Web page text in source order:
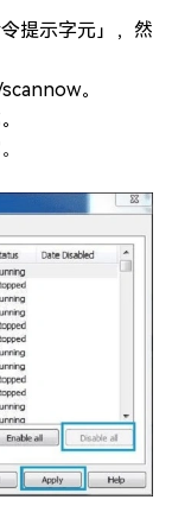
提示字元」，然
。